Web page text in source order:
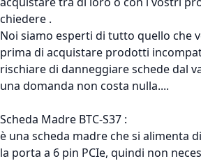
chiedere .
Noi siamo esperti di tutto quello che
prima di acquistare prodotti
rischiare di danneggiare schede dal
una domanda non costa nulla....
Scheda Madre BTC-S37 :
è una scheda madre che si alimenta
la porta a 6 pin PCIe, quindi non